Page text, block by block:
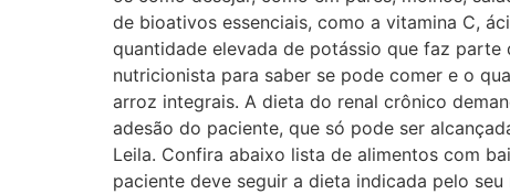
de bioativos essenciais, como a vitamina C,
quantidade elevada de potássio que faz
nutricionista para saber se pode comer e o
arroz integrais. A dieta do renal crônico
adesão do paciente, que só pode ser
Leila. Confira abaixo lista de alimentos com
paciente deve seguir a dieta indicada pelo